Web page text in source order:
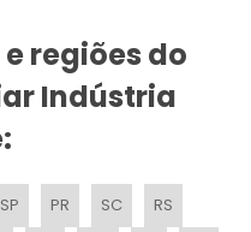
regiões do
Indústria
SP PR SC
RS